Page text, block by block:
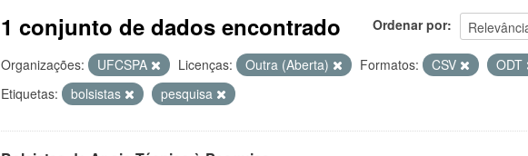
Ordenar por
1 conjunto de dados encontrado
Organizações: UFCSPA Licenças: Outra (Aberta) Formatos: CSV
ODT
Etiquetas:
bolsistas pesquisa